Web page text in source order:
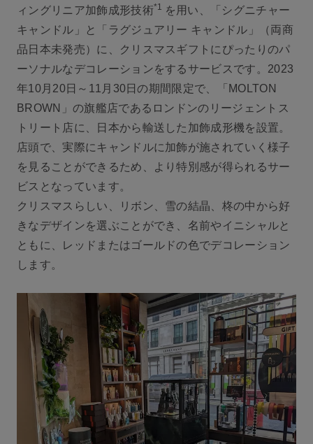
ィングリニア加飾成形技術*1
を用い、「シグニチャー
キャンドル」と「ラグジュアリー キャンドル」（両商
品日本未発売）に、クリスマスギフトにぴったりのパ
ーソナルなデコレーションをするサービスです。2023
年10月20日～11月30日の期間限定で、「MOLTON
BROWN」の旗艦店であるロンドンのリージェントス
トリート店に、日本から輸送した加飾成形機を設置。
店頭で、実際にキャンドルに加飾が施されていく様子
を見ることができるため、より特別感が得られるサー
ビスとなっています。
クリスマスらしい、リボン、雪の結晶、柊の中から好
きなデザインを選ぶことができ、名前やイニシャルと
ともに、レッドまたはゴールドの色でデコレーション
します。